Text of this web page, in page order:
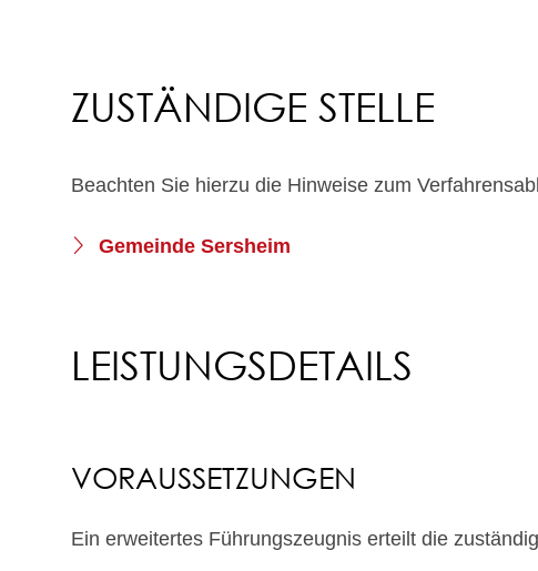
ZUSTÄNDIGE STELLE
Beachten Sie hierzu die Hinweise zum
Gemeinde Sersheim
LEISTUNGSDETAILS
VORAUSSETZUNGEN
Ein erweitertes Führungszeugnis erteilt die